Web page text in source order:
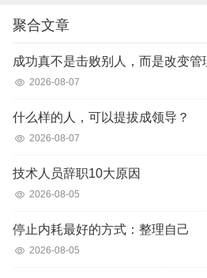
聚合文章
成功真不是击败别人，而是改变管
2026-08-07
什么样的人，可以提拔成领导？
2026-08-07
技术人员辞职10大原因
2026-08-05
停止内耗最好的方式：整理自己
2026-08-05